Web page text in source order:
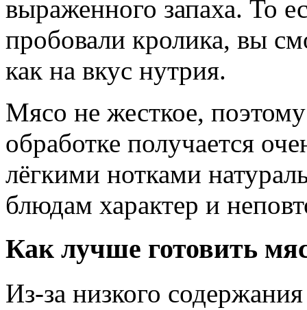
выраженного запаха. То
пробовали кролика, вы
как на вкус нутрия.
Мясо не жесткое,
обработке получается
лёгкими нотками
блюдам характер и
Как лучше готовить
Из-за низкого